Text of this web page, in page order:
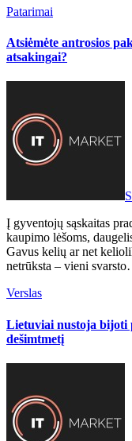
Patarimai
Atsiėmėte antrosios
atsakingai?
Į gyventojų sąskaitas pradėjus grįžti antrosios pakopos pensijų
kaupimo lėšoms,
Gavus kelių ar net
netrūksta – vieni
Verslas
Lietuviai nustoja bijoti
dešimtmetį